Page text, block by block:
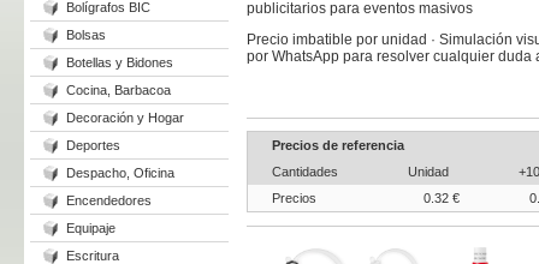
Bolígrafos BIC
Bolsas
Botellas y Bidones
Cocina, Barbacoa
Decoración y Hogar
Deportes
Despacho, Oficina
Encendedores
Equipaje
Escritura
publicitarios para eventos masivos
Precio imbatible por unidad · Simulación
por WhatsApp para resolver cualquier duda
Precios de referencia
Cantidades
Unidad
Precios
0.32 €